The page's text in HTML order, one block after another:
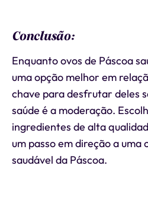
Conclusão:
Enquanto ovos de Páscoa
uma opção melhor em
chave para desfrutar deles
saúde é a moderação.
ingredientes de alta
um passo em direção a uma
saudável da Páscoa.